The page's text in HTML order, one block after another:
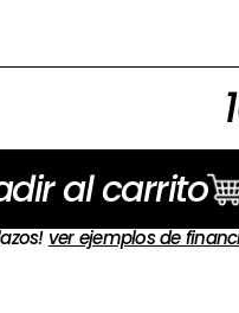
al carrito
ver ejemplos de